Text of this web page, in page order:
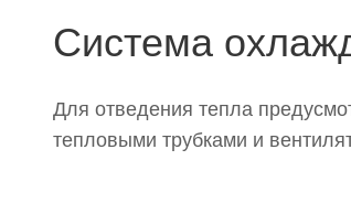
Система
Для отведения тепла
тепловыми трубками и